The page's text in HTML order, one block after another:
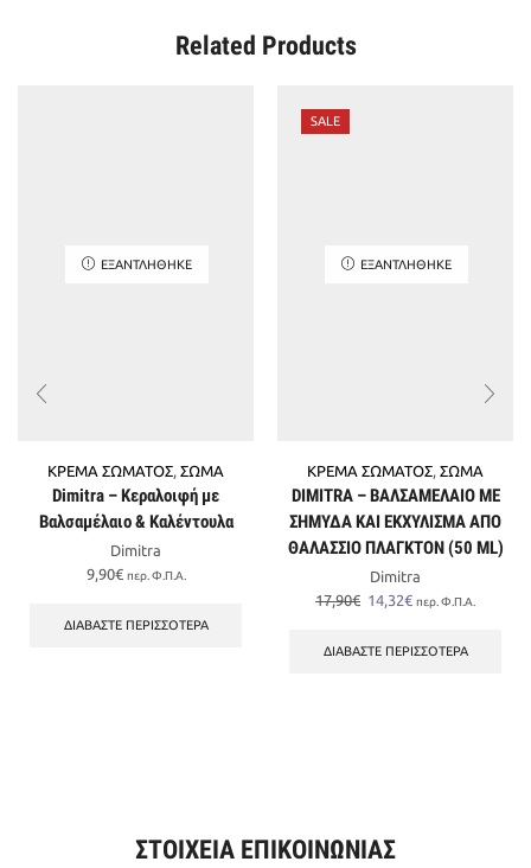
Related Products
ΕΞΑΝΤΛΉΘΗΚΕ
ΚΡΕΜΑ ΣΩΜΑΤΟΣ, ΣΩΜΑ
Dimitra – Κεραλοιφή με
Βαλσαμέλαιο & Καλέντουλα
Dimitra
9,90€ περ. Φ.Π.Α.
ΔΙΑΒΆΣΤΕ ΠΕΡΙΣΣΌΤΕΡΑ
SALE
ΕΞΑΝΤΛΉΘΗΚΕ
ΚΡΕΜΑ ΣΩΜΑΤΟΣ, ΣΩΜΑ
DIMITRA – ΒΑΛΣΑΜΕΛΑΙΟ ΜΕ
ΣΗΜΥΔΑ ΚΑΙ ΕΚΧΥΛΙΣΜΑ ΑΠΟ
ΘΑΛΑΣΣΙΟ ΠΛΑΓΚΤΟΝ (50 ML)
Dimitra
17,90€ Original
was:
14,32€Η
τιμή
περ. Φ.Π.Α.
ΔΙΑΒΆΣΤΕ ΠΕΡΙΣΣΌΤΕΡΑ
ΣΤΟΙΧΕΙΑ ΕΠΙΚΟΙΝΩΝΙΑΣ